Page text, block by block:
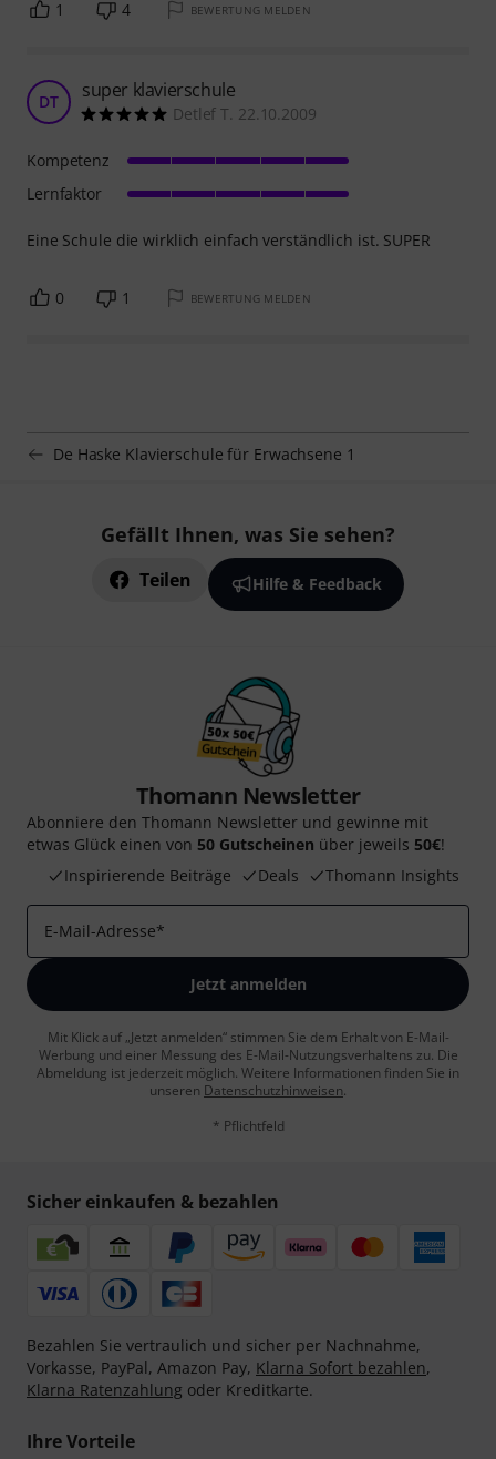
1 4 BEWERTUNG MELDEN
DT super klavierschule
Detlef T. 22.10.2009
Eine Schule die wirklich einfach verständlich ist. SUPER
Kompetenz
Lernfaktor
0 1 BEWERTUNG MELDEN
De Haske Klavierschule für Erwachsene 1
Gefällt Ihnen, was Sie sehen?
Teilen Hilfe & Feedback
Thomann Newsletter
Abonniere den Thomann Newsletter und gewinne mit
etwas Glück einen von 50 Gutscheinen über jeweils 50€!
Inspirierende Beiträge
Deals Thomann Insights
E-Mail-Adresse*
Jetzt anmelden
Mit Klick auf „Jetzt anmelden“ stimmen Sie dem Erhalt von E-Mail-
Werbung und einer Messung des E-Mail-Nutzungsverhaltens zu. Die
Abmeldung ist jederzeit möglich. Weitere Informationen finden Sie in
unseren Datenschutzhinweisen.
* Pflichtfeld
Sicher einkaufen & bezahlen
Bezahlen Sie vertraulich und sicher per Nachnahme,
Vorkasse, PayPal, Amazon Pay, Klarna Sofort bezahlen,
Klarna Ratenzahlung oder Kreditkarte.
Ihre Vorteile